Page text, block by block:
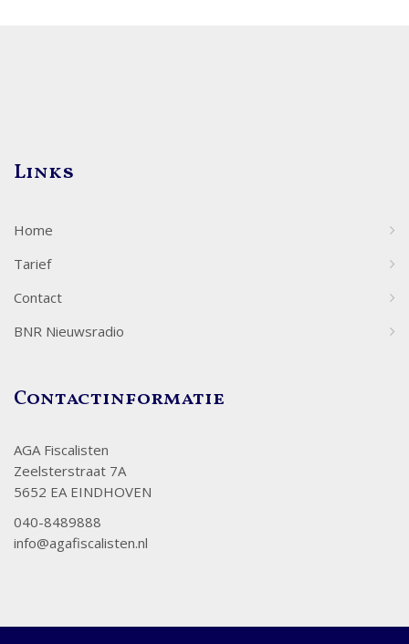
Links
Home
Tarief
Contact
BNR Nieuwsradio
Contactinformatie
AGA Fiscalisten
Zeelsterstraat 7A
5652 EA EINDHOVEN
040-8489888
info@agafiscalisten.nl